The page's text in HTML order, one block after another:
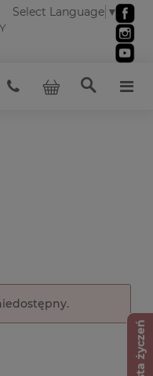
Select Language ▼
Lista życzeń